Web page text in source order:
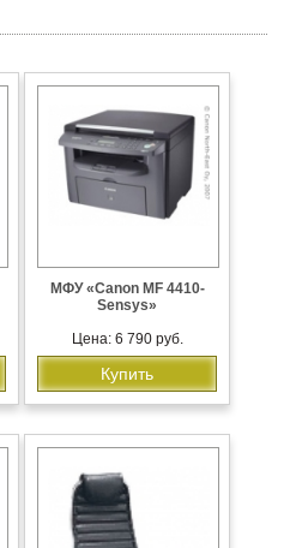
МФУ «Cаnon MF 4410-
Sensys»
Цена: 6 790 руб.
Купить